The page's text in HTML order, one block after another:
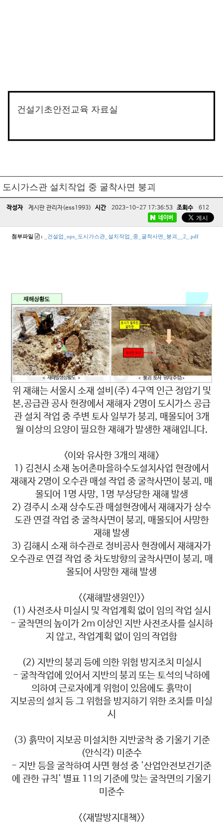
건설기초안전교육 자료실
도시가스관 설치작업 중 굴착사면 붕괴
작성자 게시판 관리자(ess1993) 시간 2023-10-27 17:36:53 조회수 612
네이버
첨부파일 : _건설업_ops_도시가스관_설치작업_중_굴착사면_붕괴__2_.pdf
​위 재해는 서울시 소재 설비(주) 4구역 인근 정압기 및
본,공급관 공사 현장에서 재해자 2명이 도시가스 공급
관 설치 작업 중 주변 토사 일부가 붕괴, 매몰되어 3개
월 이상의 요양이 필요한 재해가 발생한 재해입니다.
<이와 유사한 3개의 재해>
1) 김천시 소재 농어촌마을하수도설치사업 현장에서
재해자 2명이 오수관 매설 작업 중 굴착사면이 붕괴, 매
몰되어 1명 사망, 1명 부상당한 재해 발생
2) 경주시 소재 상수도관 매설현장에서 재해자가 상수
도관 연결 작업 중 굴착사면이 붕괴, 매몰되어 사망한
재해 발생
3) 김해시 소재 하수관로 정비공사 현장에서 재해자가
오수관로 연결 작업 중 차도방향의 굴착사면이 붕괴, 매
몰되어 사망한 재해 발생
<<재해발생원인>>
(1) 사전조사 미실시 및 작업계획 없이 임의 작업 실시
- 굴착면의 높이가 2m 이상인 지반 사전조사를 실시하
지 않고, 작업계획 없이 임의 작업함
(2) 지반의 붕괴 등에 의한 위험 방지조치 미실시
- 굴착작업에 있어서 지반의 붕괴 또는 토석의 낙하에
의하여 근로자에게 위험이 있음에도 흙막이
지보공의 설치 등 그 위험을 방지하기 위한 조치를 미실
시
(3) 흙막이 지보공 미설치한 지반굴착 중 기울기 기준
(안식각) 미준수
- 지반 등을 굴착하여 사면 형성 중 '산업안전보건기준
에 관한 규칙' 별표 11의 기준에 맞는 굴착면의 기울기
미준수
<<재발방지대책>>